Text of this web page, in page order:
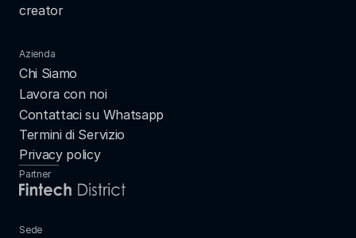
creator
Azienda
Chi Siamo
Lavora con noi
Contattaci su Whatsapp
Termini di Servizio
Privacy policy
Partner
Sede